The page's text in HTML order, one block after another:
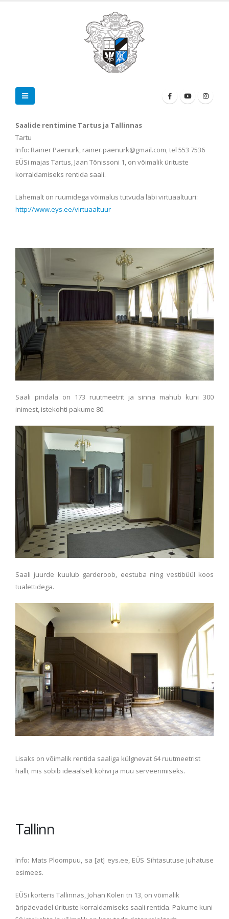
Saalide rentimine Tartus ja Tallinnas
Tartu
Info: Rainer Paenurk, rainer.paenurk@gmail.com, tel 553 7536
EÜSi majas Tartus, Jaan Tõnissoni 1, on võimalik ürituste
korraldamiseks rentida saali.
Lähemalt on ruumidega võimalus tutvuda läbi virtuaaltuuri:
http://www.eys.ee/virtuaaltuur
Saali pindala on 173 ruutmeetrit ja sinna mahub kuni 300
inimest, istekohti pakume 80.
Saali juurde kuulub garderoob, eestuba ning vestibüül koos
tualettidega.
Lisaks on võimalik rentida saaliga külgnevat 64 ruutmeetrist
halli, mis sobib ideaalselt kohvi ja muu serveerimiseks.
Tallinn
Info: Mats Ploompuu, sa [at] eys.ee, EÜS Sihtasutuse juhatuse
esimees.
EÜSi korteris Tallinnas, Johan Köleri tn 13, on võimalik
äripäevadel ürituste korraldamiseks saali rentida. Pakume kuni